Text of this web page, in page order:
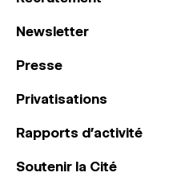
Newsletter
Presse
Privatisations
Rapports d’activité
Soutenir la Cité